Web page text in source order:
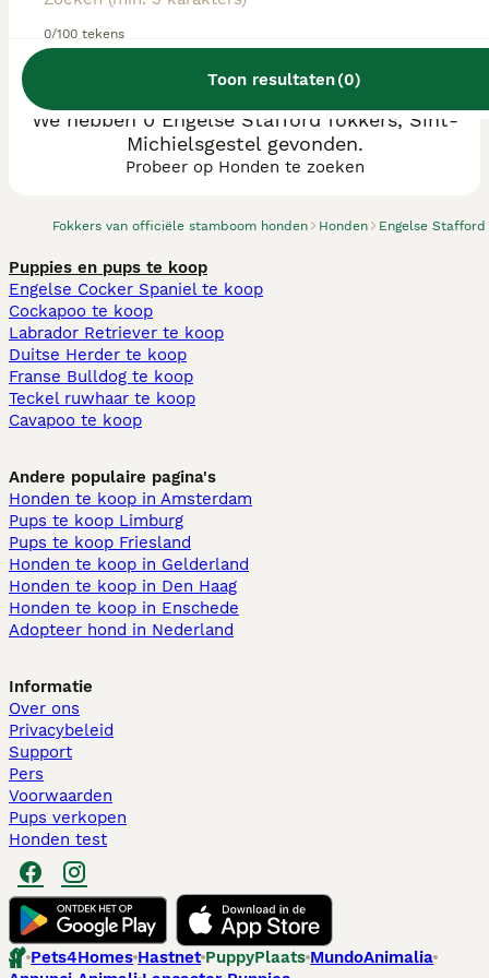
0/100 tekens
Toon resultaten(0)
Fokkers van officiële stamboom honden Honden Engelse Stafford
We hebben 0 Engelse Stafford fokkers, Sint-
Michielsgestel gevonden.
Probeer op Honden te zoeken
Puppies en pups te koop
Engelse Cocker Spaniel te koop
Cockapoo te koop
Labrador Retriever te koop
Duitse Herder te koop
Franse Bulldog te koop
Teckel ruwhaar te koop
Cavapoo te koop
Andere populaire pagina's
Honden te koop in Amsterdam
Pups te koop Limburg​
Pups te koop Friesland​
Honden te koop in Gelderland
Honden te koop in Den Haag
Honden te koop in Enschede
Adopteer hond in Nederland
Informatie
Over ons
Privacybeleid
Support
Pers
Voorwaarden
Pups verkopen
Honden test
Pets4Homes Hastnet PuppyPlaats MundoAnimalia